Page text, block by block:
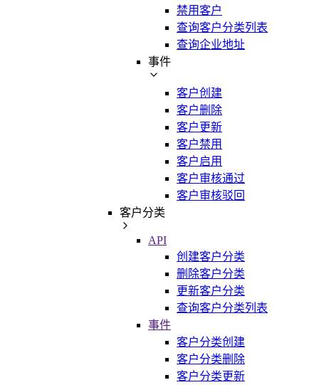
禁用客户
查询客户分类列表
查询企业地址
事件
客户创建
客户删除
客户更新
客户禁用
客户启用
客户审核通过
客户审核驳回
客户分类
API
创建客户分类
删除客户分类
更新客户分类
查询客户分类列表
事件
客户分类创建
客户分类删除
客户分类更新